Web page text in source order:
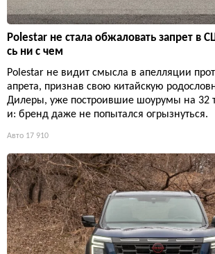
Polestar не стала обжаловать запрет в
сь ни с чем
Polestar не видит смысла в апелляции
апрета, признав свою китайскую
Дилеры, уже построившие шоурумы на 32
и: бренд даже не попытался огрызнуться.
Авто 17 910